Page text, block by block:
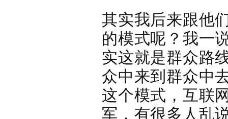
其实我后来跟他
的模式呢？我一
实这就是群众路
众中来到群众中
这个模式，互联
军，有很多人乱